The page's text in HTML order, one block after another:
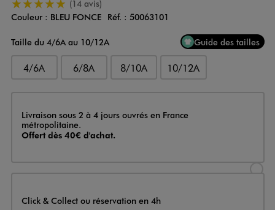
5/5 de moyenne(14 avis)
Couleur
Couleur : BLEU FONCE Réf. : 50063101
Taille du 4/6A au 10/12A
Guide des tailles
4/6A 6/8A 8/10A 10/12A
Livraison
Livraison sous 2 à 4 jours ouvrés en France
métropolitaine.
Offert dès 40€ d'achat.
Click & Collect ou réservation en 4h